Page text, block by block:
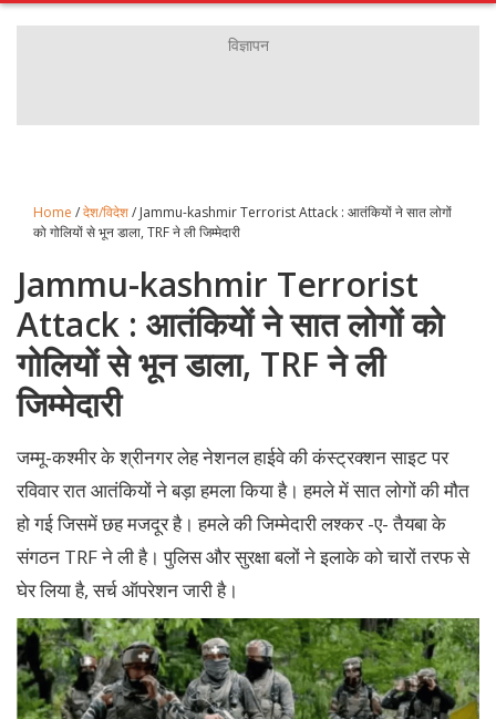
Home /देश/विदेश/ Jammu-kashmir Terrorist Attack : आतंकियों ने सात लोगों
को गोलियों से भून डाला, TRF ने ली जिम्मेदारी
Jammu-kashmir Terrorist
Attack : आतंकियों ने सात लोगों को
गोलियों से भून डाला, TRF ने ली
जिम्मेदारी
जम्मू-कश्मीर के श्रीनगर लेह नेशनल हाईवे की कंस्ट्रक्शन साइट पर
रविवार रात आतंकियों ने बड़ा हमला किया है। हमले में सात लोगों की मौत
हो गई जिसमें छह मजदूर है। हमले की जिम्मेदारी लश्कर -ए- तैयबा के
संगठन TRF ने ली है। पुलिस और सुरक्षा बलों ने इलाके को चारों तरफ से
घेर लिया है, सर्च ऑपरेशन जारी है।